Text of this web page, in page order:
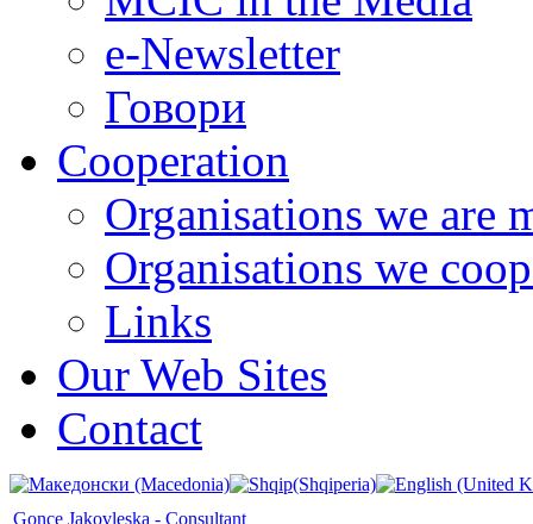
e-Newsletter
Говори
Cooperation
Organisations we are
Organisations we
Links
Our Web Sites
Contact
Gonce Jakovleska - Consultant